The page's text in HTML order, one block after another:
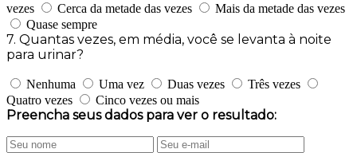
vezes
Cerca da metade das vezes
Mais da metade das vezes
Quase sempre
7. Quantas vezes, em média, você se levanta à noite
para urinar?
Nenhuma Uma vez Duas vezes
Três vezes
Quatro vezes
Cinco vezes ou mais
Preencha seus dados para ver o resultado: